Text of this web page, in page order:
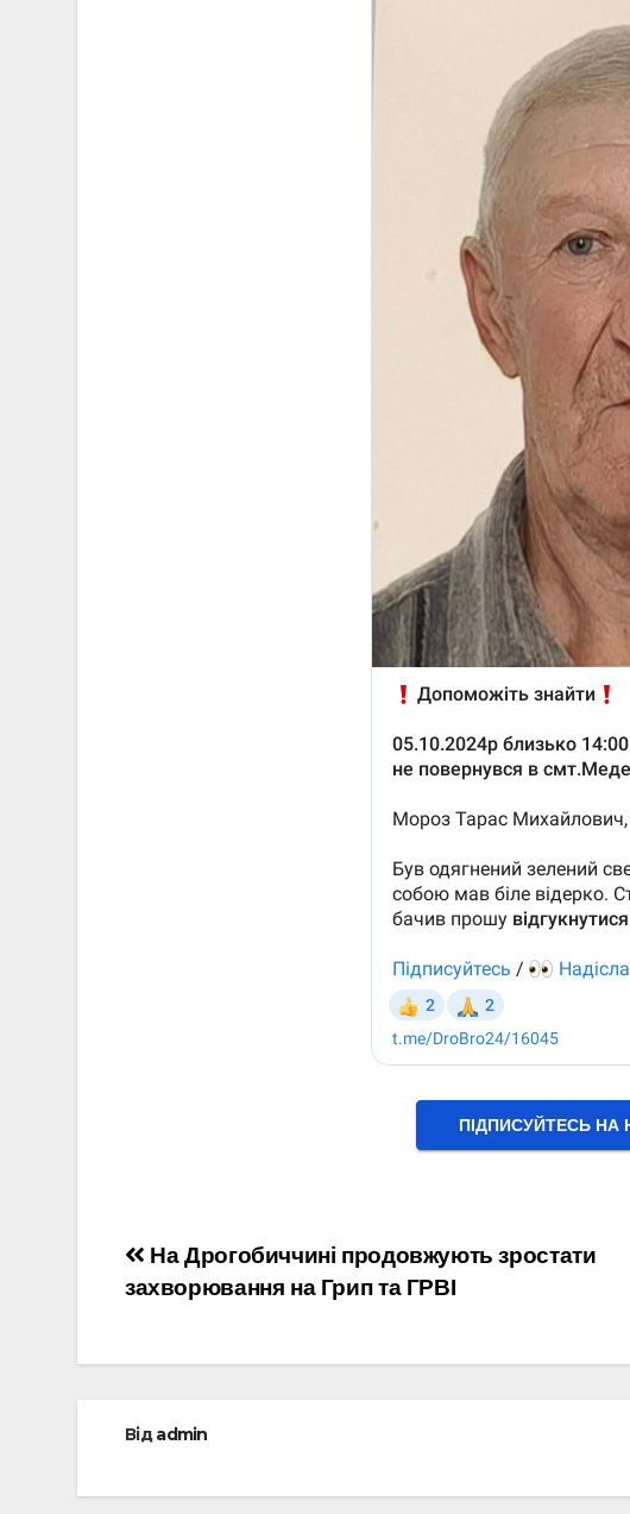
ПІДПИСУЙТЕСЬ НА
Навігація
записів
На Дрогобиччині продовжують зростати
захворювання на Грип та ГРВІ
Відadmin